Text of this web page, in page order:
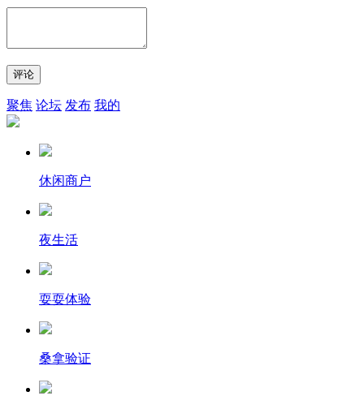
评论
聚焦 论坛 发布 我的
休闲商户
夜生活
耍耍体验
桑拿验证